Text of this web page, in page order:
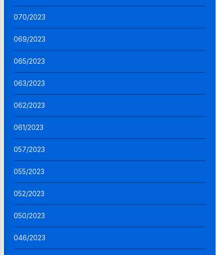
070/2023
069/2023
065/2023
063/2023
062/2023
061/2023
057/2023
055/2023
052/2023
050/2023
046/2023